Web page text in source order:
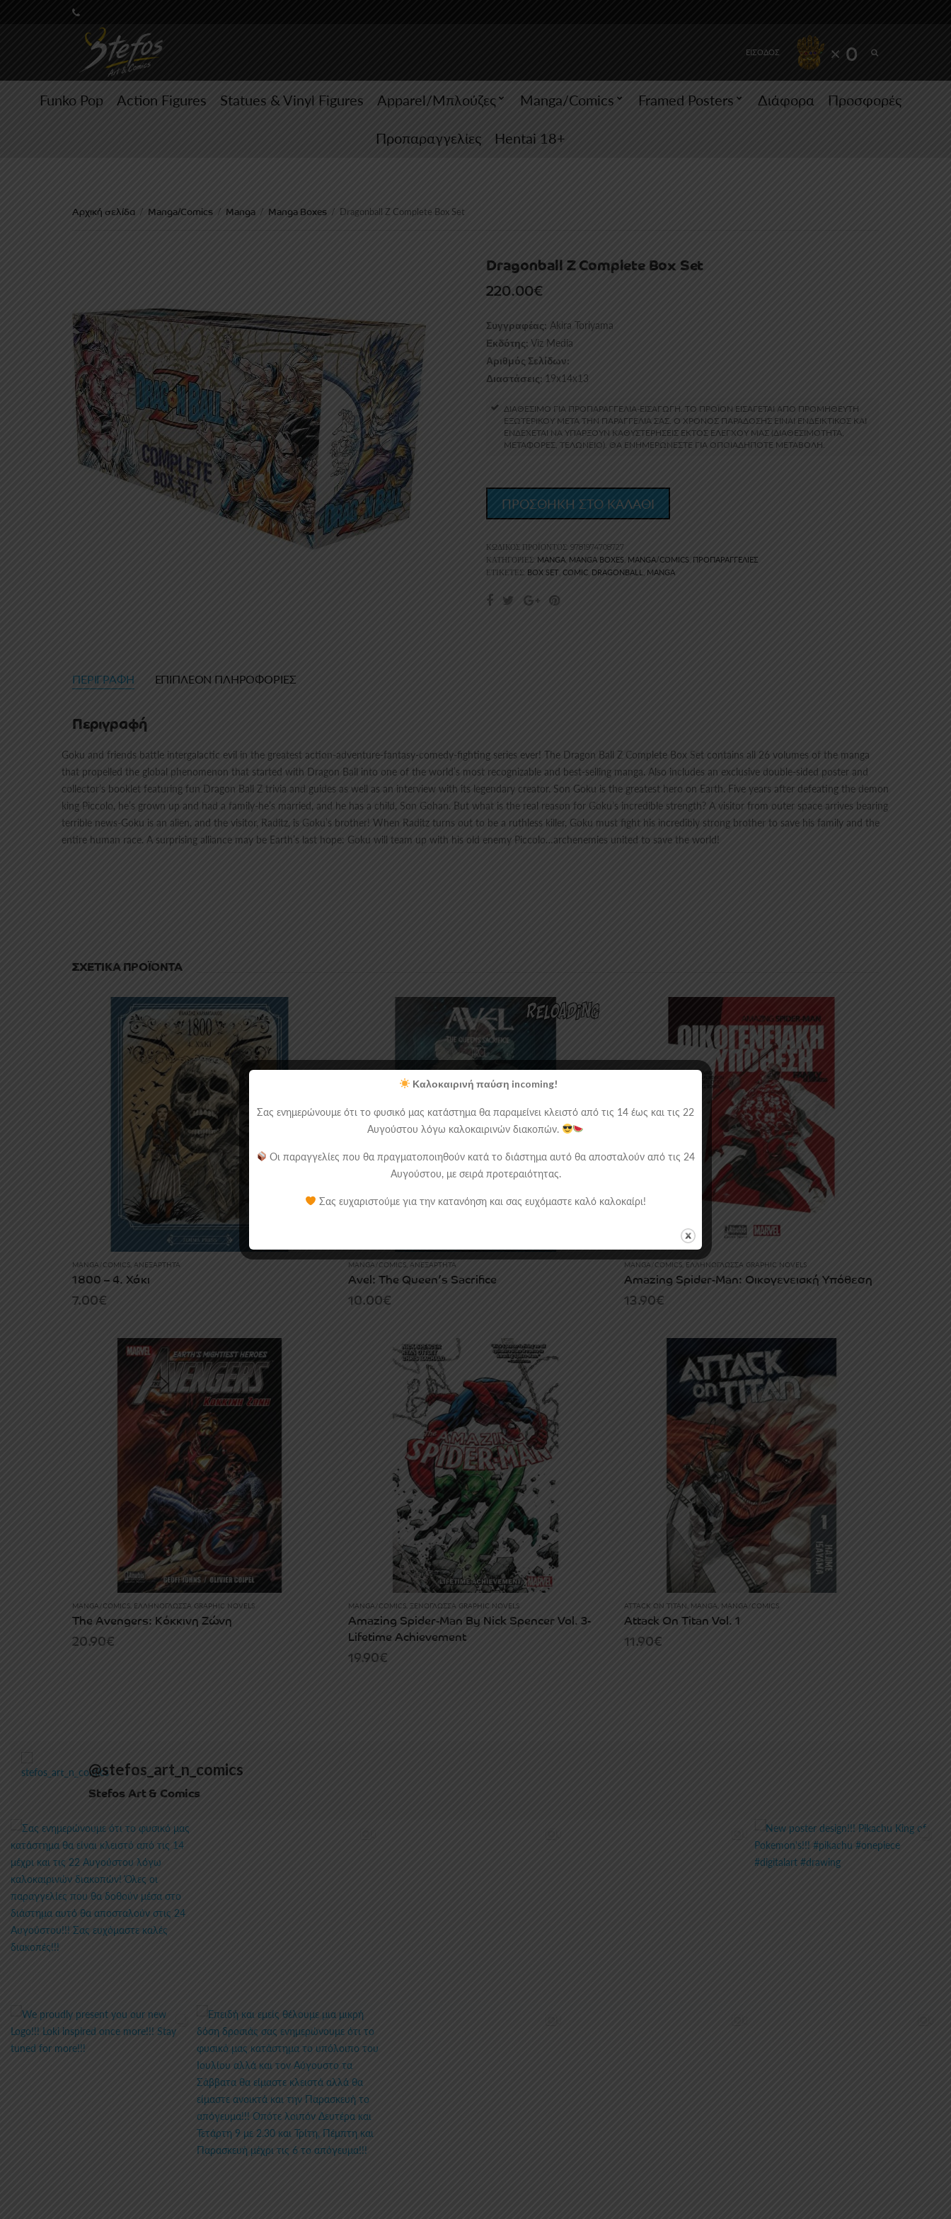
ΕΙΣΟΔΟΣ × 0
Funko Pop Action Figures Statues & Vinyl Figures Apparel/Μπλούζες Manga/Comics Framed Posters Διάφορα
Προσφορές
Προπαραγγελίες
Hentai 18+
Αρχική σελίδα / Manga/Comics / Manga / Manga Boxes / Dragonball Z Complete Box Set
Dragonball Z Complete Box Set
220.00€
Συγγραφέας: Akira Toriyama
Εκδότης: Viz Media
Αριθμός Σελίδων:
Διαστάσεις: 19x14x13
ΔΙΑΘΕΣΙΜΟ ΓΙΑ ΠΡΟΠΑΡΑΓΓΕΛΙΑ-ΕΙΣΑΓΩΓΗ. ΤΟ ΠΡΟΪΌΝ ΕΙΣΆΓΕΤΑΙ ΑΠΌ ΠΡΟΜΗΘΕΥΤΉ
ΕΞΩΤΕΡΙΚΟΎ ΜΕΤΆ ΤΗΝ ΠΑΡΑΓΓΕΛΊΑ ΣΑΣ. Ο ΧΡΌΝΟΣ ΠΑΡΆΔΟΣΗΣ ΕΊΝΑΙ ΕΝΔΕΙΚΤΙΚΌΣ ΚΑΙ
ΕΝΔΈΧΕΤΑΙ ΝΑ ΥΠΆΡΞΟΥΝ ΚΑΘΥΣΤΕΡΉΣΕΙΣ ΕΚΤΌΣ ΕΛΈΓΧΟΥ ΜΑΣ (ΔΙΑΘΕΣΙΜΌΤΗΤΑ,
ΜΕΤΑΦΟΡΈΣ, ΤΕΛΩΝΕΊΟ). ΘΑ ΕΝΗΜΕΡΏΝΕΣΤΕ ΓΙΑ ΟΠΟΙΑΔΉΠΟΤΕ ΜΕΤΑΒΟΛΉ.
ΠΡΟΣΘΗΚΗ ΣΤΟ ΚΑΛΑΘΙ
ΚΩΔΙΚΌΣ ΠΡΟΪΌΝΤΟΣ: 9781974708727
ΚΑΤΗΓΟΡΊΕΣ: MANGA, MANGA BOXES, MANGA/COMICS ΠΡΟΠΑΡΑΓΓΕΛΊΕΣ
ΕΤΙΚΈΤΕΣ: BOX SET, COMIC, DRAGONBALL, MANGA
ΠΕΡΙΓΡΑΦΉ ΕΠΙΠΛΈΟΝ ΠΛΗΡΟΦΟΡΊΕΣ
Περιγραφή
Goku and friends battle intergalactic evil in the greatest action-adventure-fantasy-comedy-fighting series ever! The Dragon Ball Z Complete Box Set contains all 26 volumes of the manga
that propelled the global phenomenon that started with Dragon Ball into one of the world’s most recognizable and best-selling manga. Also includes an exclusive double-sided poster and
collector’s booklet featuring fun Dragon Ball Z trivia and guides as well as an interview with its legendary creator. Son Goku is the greatest hero on Earth. Five years after defeating the demon
king Piccolo, he’s grown up and had a family-he’s married, and he has a child, Son Gohan. But what is the real reason for Goku’s incredible strength? A visitor from outer space arrives bearing
terrible news-Goku is an alien, and the visitor, Raditz, is Goku’s brother! When Raditz turns out to be a ruthless killer, Goku must fight his incredibly strong brother to save his family and the
entire human race. A surprising alliance may be Earth’s last hope: Goku will team up with his old enemy Piccolo…archenemies united to save the world!
ΣΧΕΤΙΚΆ ΠΡΟΪΌΝΤΑ
MANGA/COMICS, ΑΝΕΞΆΡΤΗΤΑ
1800 – 4. Χάκι
7.00€
MANGA/COMICS, ΑΝΕΞΆΡΤΗΤΑ
Avel: The Queen’s Sacrifice
10.00€
MANGA/COMICS, ΕΛΛΗΝΌΓΛΩΣΣΑ GRAPHIC NOVELS
Amazing Spider-Man: Οικογενειακή Υπόθεση
13.90€
MANGA/COMICS, ΕΛΛΗΝΌΓΛΩΣΣΑ GRAPHIC NOVELS
The Avengers: Κόκκινη Ζώνη
20.90€
MANGA/COMICS, ΞΕΝΌΓΛΩΣΣΑ GRAPHIC NOVELS
Amazing Spider-Man By Nick Spencer Vol. 3-
Lifetime Achievement
19.90€
ATTACK ON TITAN , MANGA, MANGA/COMICS
Attack On Titan Vol. 1
11.90€
@stefos_art_n_comics
Stefos Art & Comics
Καλοκαιρινή παύση incoming!
Σας ενημερώνουμε ότι το φυσικό μας κατάστημα θα παραμείνει κλειστό από τις 14 έως και τις 22
Αυγούστου λόγω καλοκαιρινών διακοπών.
Οι παραγγελίες που θα πραγματοποιηθούν κατά το διάστημα αυτό θα αποσταλούν από τις 24
Αυγούστου, με σειρά προτεραιότητας.
Σας ευχαριστούμε για την κατανόηση και σας ευχόμαστε καλό καλοκαίρι!